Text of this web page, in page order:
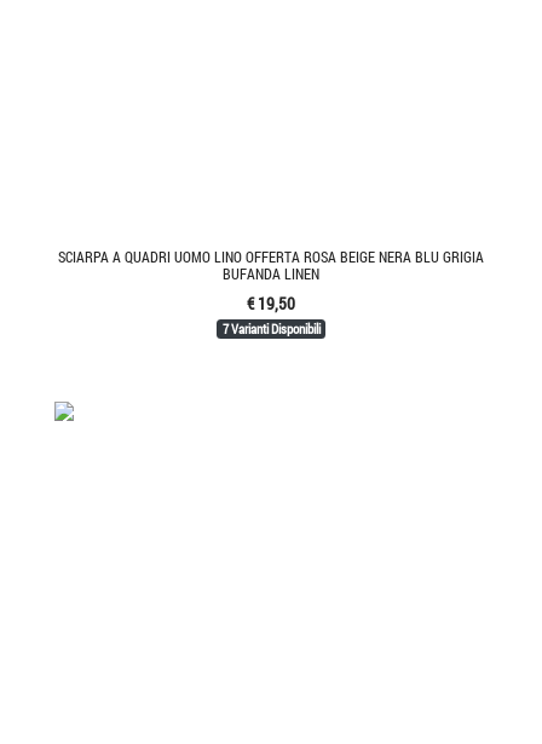
SCIARPA A QUADRI UOMO LINO OFFERTA ROSA BEIGE NERA BLU GRIGIA
BUFANDA LINEN
€ 19,50
7 Varianti Disponibili